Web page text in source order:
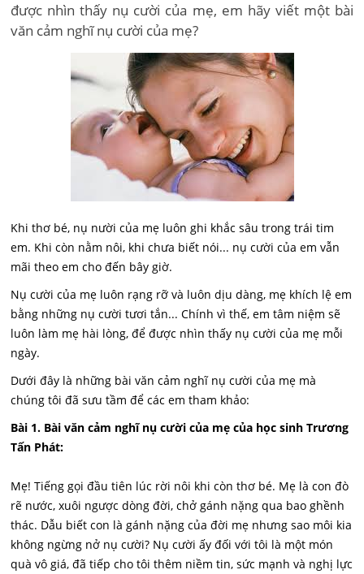
được nhìn thấy nụ cười của mẹ, em hãy viết một bài
văn cảm nghĩ nụ cười của mẹ?
Khi thơ bé, nụ nười của mẹ luôn ghi khắc sâu trong trái tim
em. Khi còn nằm nôi, khi chưa biết nói... nụ cười của em vẫn
mãi theo em cho đến bây giờ.
Nụ cười của mẹ luôn rạng rỡ và luôn dịu dàng, mẹ khích lệ em
bằng những nụ cười tươi tắn... Chính vì thế, em tâm niệm sẽ
luôn làm mẹ hài lòng, để được nhìn thấy nụ cười của mẹ mỗi
ngày.
Dưới đây là những bài văn cảm nghĩ nụ cười của mẹ mà
chúng tôi đã sưu tầm để các em tham khảo:
Bài 1. Bài văn cảm nghĩ nụ cười của mẹ của học sinh Trương
Tấn Phát:
Mẹ! Tiếng gọi đầu tiên lúc rời nôi khi còn thơ bé. Mẹ là con đò
rẽ nước, xuôi ngược dòng đời, chở gánh nặng qua bao ghềnh
thác. Dẫu biết con là gánh nặng của đời mẹ nhưng sao môi kia
không ngừng nở nụ cười? Nụ cười ấy đối với tôi là một món
quà vô giá, đã tiếp cho tôi thêm niềm tin, sức mạnh và nghị lực